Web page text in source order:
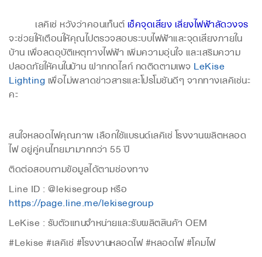
เลคิเซ่ หวังว่าคอนเท็นต์เช็คจุดเสี่ยง เลี่ยงไฟฟ้าลัดวงจร
จะช่วยให้เตือนให้คุณไปตรวจสอบระบบไฟฟ้าและจุดเสี่ยงภายใน
บ้าน เพื่อลดอุบัติเหตุทางไฟฟ้า เพิ่มความอุ่นใจ และเสริมความ
ปลอดภัยให้คนในบ้าน ฝากกดไลก์ กดติดตามเพจLeKise
Lightingเพื่อไม่พลาดข่าวสารและโปรโมชันดีๆ จากทางเลคิเซ่นะ
คะ
สนใจหลอดไฟคุณภาพ เลือกใช้แบรนด์เลคิเซ่ โรงงานผลิตหลอด
ไฟ อยู่คู่คนไทยมามากกว่า 55 ปี
ติดต่อสอบถามข้อมูลได้ตามช่องทาง
Line ID : @lekisegroup หรือ
https://page.line.me/lekisegroup
LeKise : รับตัวแทนจำหน่ายและรับผลิตสินค้า OEM
#Lekise #เลคิเซ่ #โรงงานหลอดไฟ #หลอดไฟ #โคมไฟ